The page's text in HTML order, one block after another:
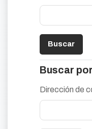
Buscar por
Buscar
Dirección de